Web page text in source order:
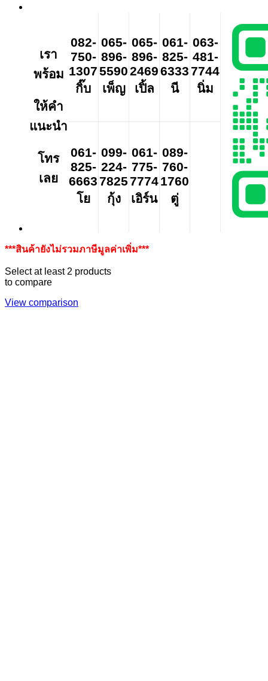
เรา
พร้อม
ให้คำ
แนะนำ
โทร
เลย
082-
750-
1307
กิ๊บ
065-
896-
5590
เพ็ญ
065-
896-
2469
เปิ้ล
061-
825-
6333
นี
063-
481-
7744
นิ่ม
061-
825-
6663
โย
099-
224-
7825
กุ้ง
061-
775-
7774
เอิร์น
089-
760-
1760
ตู่
***สินค้ายังไม่รวมภาษีมูลค่าเพิ่ม***
Select at least 2 products
to compare
View comparison